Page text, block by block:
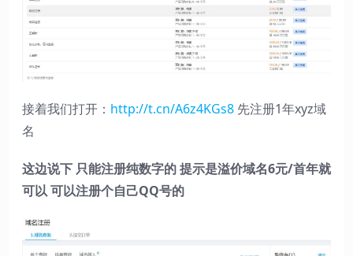
接着我们打开： http://t.cn/A6z4KGs8 先注册1年xyz域
名
这边说下 只能注册纯数字的 提示是溢价域名6元/首年就
可以 可以注册个自己QQ号的